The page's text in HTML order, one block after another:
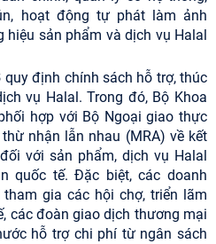
hoạt động tự phát làm ảnh
sản phẩm và dịch vụ Halal
quy định chính sách hỗ trợ, thúc
vụ Halal. Trong đó, Bộ Khoa
hợp với Bộ Ngoại giao thực
nhận lẫn nhau (MRA) về kết
với sản phẩm, dịch vụ Halal
quốc tế. Đặc biệt, các doanh
gia các hội chợ, triển lãm
các đoàn giao dịch thương mại
hỗ trợ chi phí từ ngân sách